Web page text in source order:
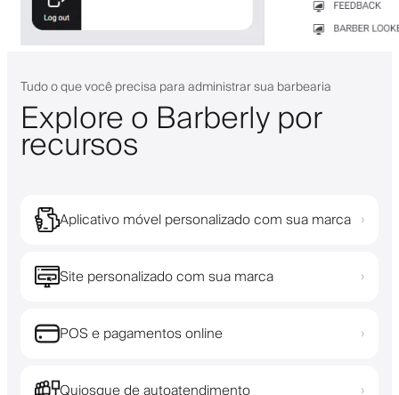
Tudo o que você precisa para administrar sua barbearia
Explore o Barberly por
recursos
Aplicativo móvel personalizado com sua marca ›
Site personalizado com sua marca ›
POS e pagamentos online ›
Quiosque de autoatendimento ›